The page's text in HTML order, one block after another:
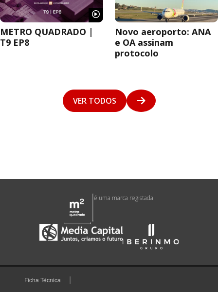
METRO QUADRADO |
T9 EP8
Novo aeroporto: ANA
e OA assinam
protocolo
VER TODOS
é uma marca registada:
Ficha Técnica